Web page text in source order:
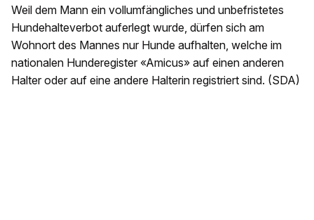
Weil dem Mann ein vollumfängliches und unbefristetes
Hundehalteverbot auferlegt wurde, dürfen sich am
Wohnort des Mannes nur Hunde aufhalten, welche im
nationalen Hunderegister «Amicus» auf einen anderen
Halter oder auf eine andere Halterin registriert sind. (SDA)